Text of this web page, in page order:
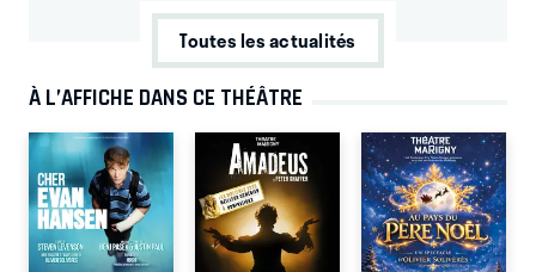
Toutes les actualités
À L’AFFICHE DANS CE THÉÂTRE